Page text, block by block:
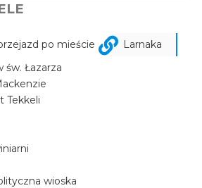
po mieście
Larnaka
św. Łazarza
Tekkeli
wioska